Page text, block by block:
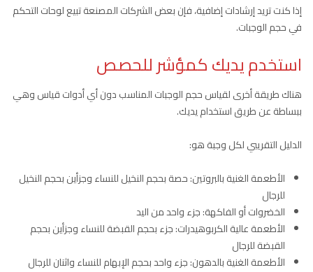
إذا كنت تريد إرشادات إضافية، فإن بعض الشركات المصنعة تبيع لوحات التحكم
في حجم الوجبات.
استخدم يديك كمؤشر للحصص
هناك طريقة أخرى لقياس حجم الوجبات المناسب دون أي أدوات قياس وهي
ببساطة عن طريق استخدام يديك.
الدليل التقريبي لكل وجبة هو:
الأطعمة الغنية بالبروتين: حصة بحجم النخيل للنساء وجزأين بحجم النخيل
للرجال
الخضروات أو الفاكهة: جزء واحد من اليد
الأطعمة عالية الكربوهيدرات: جزء بحجم القبضة للنساء وجزأين بحجم
القبضة للرجال
الأطعمة الغنية بالدهون: جزء واحد بحجم الإبهام للنساء واثنان للرجال